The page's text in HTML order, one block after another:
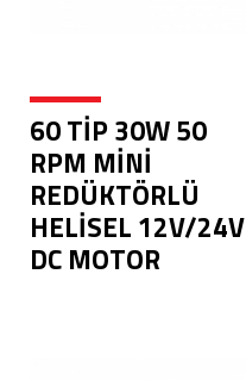
60 TİP 30W 50
RPM MİNİ
REDÜKTÖRLÜ
HELİSEL 12V/24V
DC MOTOR